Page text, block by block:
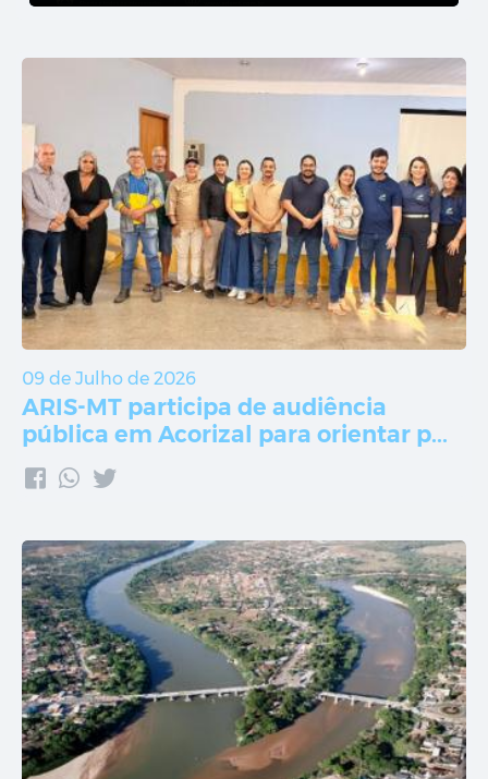
09 de Julho de 2026
ARIS-MT participa de audiência
pública em Acorizal para orientar p...